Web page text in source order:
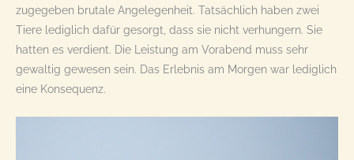
zugegeben brutale Angelegenheit. Tatsächlich haben zwei
Tiere lediglich dafür gesorgt, dass sie nicht verhungern. Sie
hatten es verdient. Die Leistung am Vorabend muss sehr
gewaltig gewesen sein. Das Erlebnis am Morgen war lediglich
eine Konsequenz.